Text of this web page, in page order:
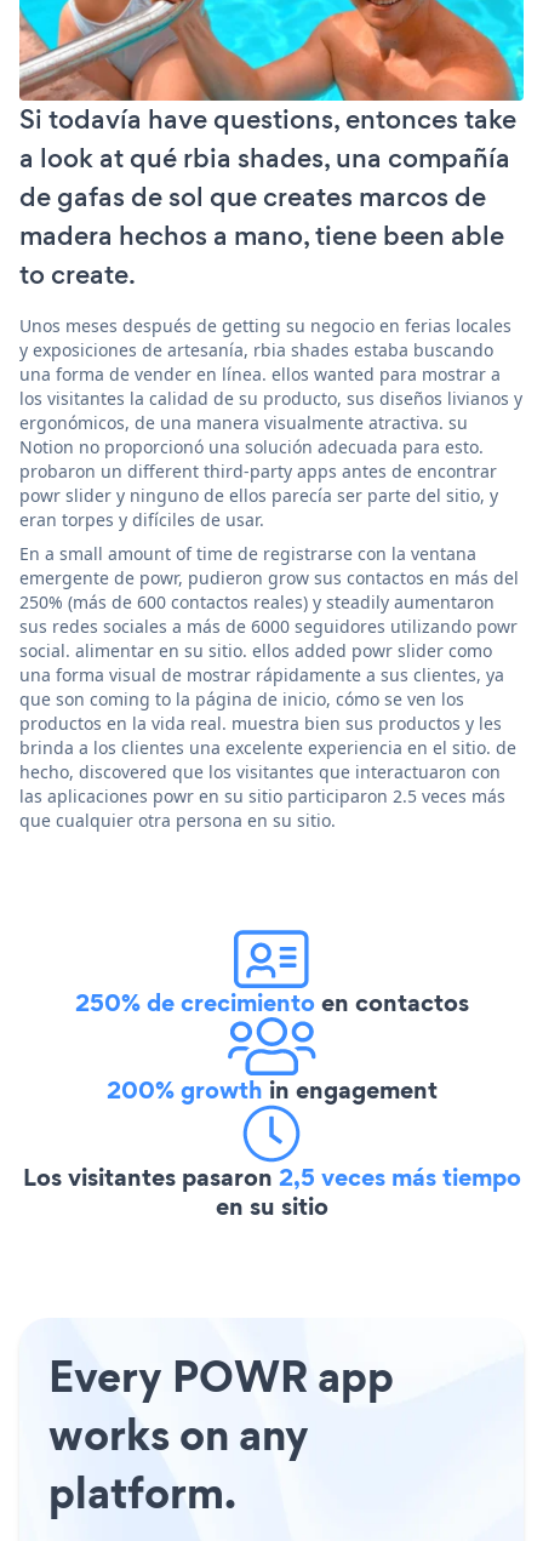
Si todavía have questions, entonces take
a look at qué rbia shades, una compañía
de gafas de sol que creates marcos de
madera hechos a mano, tiene been able
to create.
Unos meses después de getting su negocio en ferias locales
y exposiciones de artesanía, rbia shades estaba buscando
una forma de vender en línea. ellos wanted para mostrar a
los visitantes la calidad de su producto, sus diseños livianos y
ergonómicos, de una manera visualmente atractiva. su
Notion no proporcionó una solución adecuada para esto.
probaron un different third-party apps antes de encontrar
powr slider y ninguno de ellos parecía ser parte del sitio, y
eran torpes y difíciles de usar.
En a small amount of time de registrarse con la ventana
emergente de powr, pudieron grow sus contactos en más del
250% (más de 600 contactos reales) y steadily aumentaron
sus redes sociales a más de 6000 seguidores utilizando powr
social. alimentar en su sitio. ellos added powr slider como
una forma visual de mostrar rápidamente a sus clientes, ya
que son coming to la página de inicio, cómo se ven los
productos en la vida real. muestra bien sus productos y les
brinda a los clientes una excelente experiencia en el sitio. de
hecho, discovered que los visitantes que interactuaron con
las aplicaciones powr en su sitio participaron 2.5 veces más
que cualquier otra persona en su sitio.
250% de crecimientoen contactos
200% growth in engagement
Los visitantes pasaron 2,5 veces más tiempo
en su sitio
Every POWR app
works on any
platform.